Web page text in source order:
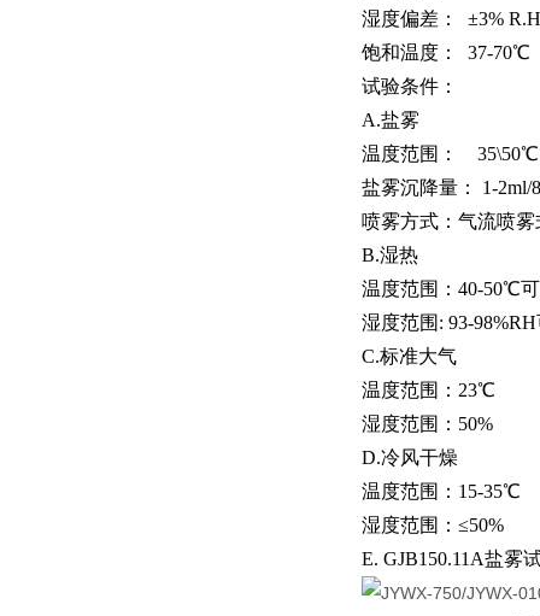
湿度偏差： ±3%
饱和温度： 37-70℃
试验条件：
A.盐雾
温度范围： 35\50℃
盐雾沉降量： 1-2ml/
喷雾方式：气流喷
B.湿热
温度范围：40-50℃
湿度范围: 93-
C.标准大气
温度范围：23℃
湿度范围：50%
D.冷风干燥
温度范围：15-35℃
湿度范围：≤50%
E. GJB150.11A盐雾